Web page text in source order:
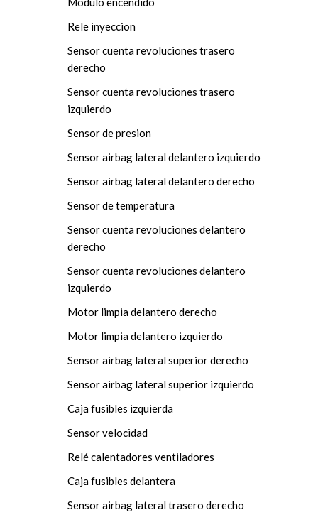
Rele inyeccion
Sensor cuenta revoluciones trasero
derecho
Sensor cuenta revoluciones trasero
izquierdo
Sensor de presion
Sensor airbag lateral delantero izquierdo
Sensor airbag lateral delantero derecho
Sensor de temperatura
Sensor cuenta revoluciones delantero
derecho
Sensor cuenta revoluciones delantero
izquierdo
Motor limpia delantero derecho
Motor limpia delantero izquierdo
Sensor airbag lateral superior derecho
Sensor airbag lateral superior izquierdo
Caja fusibles izquierda
Sensor velocidad
Relé calentadores ventiladores
Caja fusibles delantera
Sensor airbag lateral trasero derecho